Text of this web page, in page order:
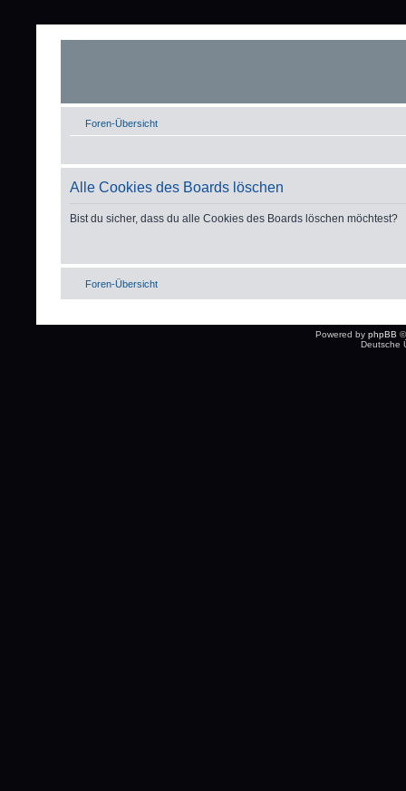
Foren-Übersicht
Alle Cookies des Boards löschen
Bist du sicher, dass du alle Cookies des Boards löschen möchtest?
Foren-Übersicht
Powered by phpBB
Deutsche